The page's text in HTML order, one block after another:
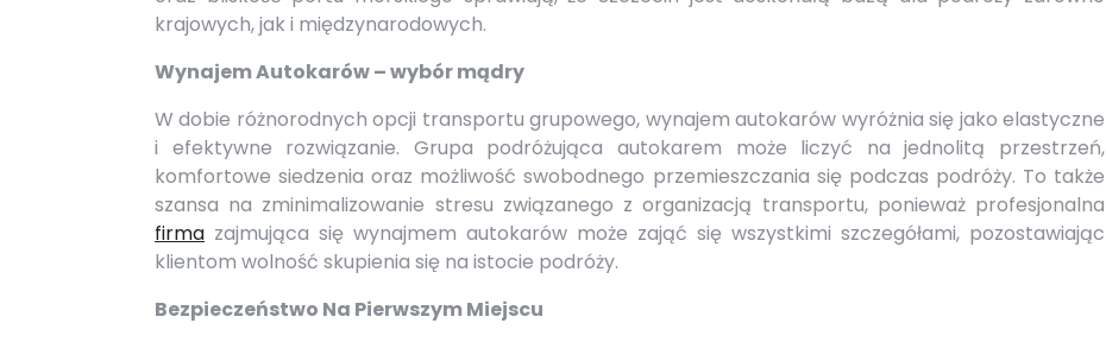
krajowych, jak i międzynarodowych.
Wynajem Autokarów – wybór mądry
W dobie różnorodnych opcji transportu grupowego, wynajem autokarów wyróżnia się jako elastyczne
i efektywne rozwiązanie. Grupa podróżująca autokarem może liczyć na jednolitą przestrzeń,
komfortowe siedzenia oraz możliwość swobodnego przemieszczania się podczas podróży. To także
szansa na zminimalizowanie stresu związanego z organizacją transportu, ponieważ profesjonalna
firma zajmująca się wynajmem autokarów może zająć się wszystkimi szczegółami, pozostawiając
klientom wolność skupienia się na istocie podróży.
Bezpieczeństwo Na Pierwszym Miejscu